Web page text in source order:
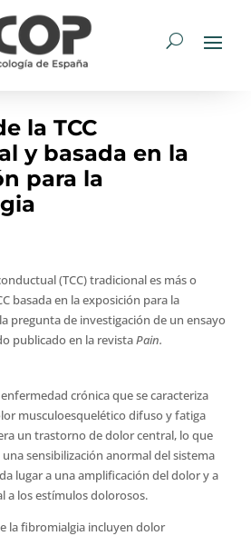
la TCC
y basada en la
para la
(TCC) tradicional es más o
basada en la exposición para la
pregunta de investigación de un ensayo
publicado en la revistaPain.
crónica que se caracteriza
musculoesquelético difuso y fatiga
un trastorno de dolor central, lo que
sensibilización anormal del sistema
lugar a una amplificación del dolor y a
a los estímulos dolorosos.
la fibromialgia incluyen dolor